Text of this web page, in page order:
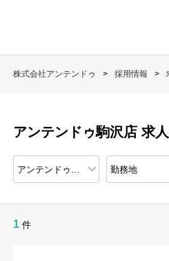
株式会社アンテンドゥ 採用情報
アンテンドゥ駒沢店 求
1 件